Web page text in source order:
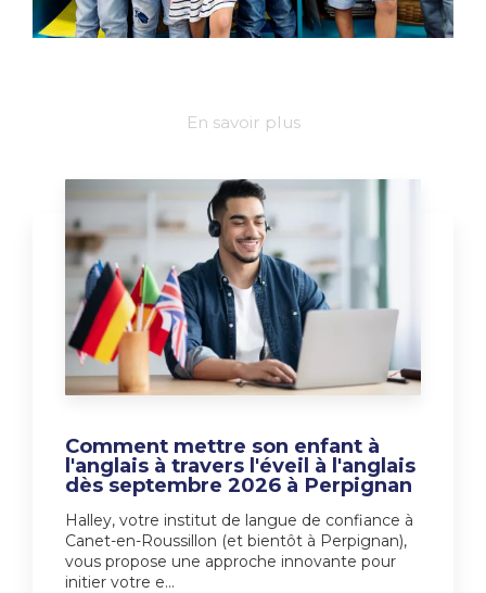
En savoir plus
Comment mettre son enfant à
l'anglais à travers l'éveil à l'anglais
dès septembre 2026 à Perpignan
Halley, votre institut de langue de confiance à
Canet-en-Roussillon (et bientôt à Perpignan),
vous propose une approche innovante pour
initier votre e...